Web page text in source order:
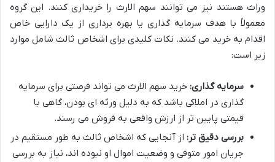
وراث هستند نیز می توانند سهم الارث را خریداری کنند. این گروه
معمولاً با هدف سرمایه گذاری یا بهره برداری از یک دارایی خاص
اقدام به خرید می کنند. نکات کلیدی برای اشخاص ثالث شامل موارد
زیر است:
سرمایه گذاری: خرید سهم الارث می تواند فرصتی برای سرمایه
گذاری در املاکی باشد که به دلیل ورثه ای بودن، گاهی با
قیمتی پایین تر از ارزش واقعی به فروش می رسند.
بررسی دقیق تر: از آنجایی که اشخاص ثالث به طور مستقیم در
جریان امور متوفی و وضعیت اموال او نبوده اند، نیاز به بررسی